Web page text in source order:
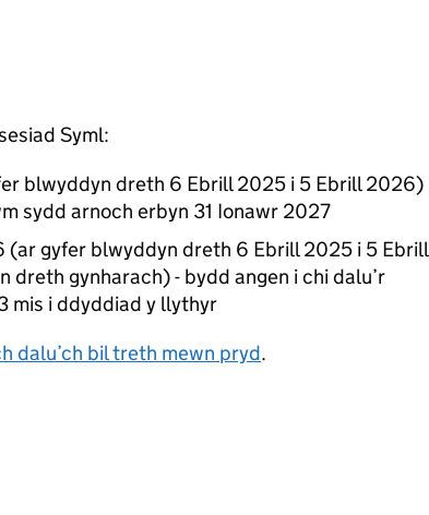
Syml:
blwyddyn dreth 6 Ebrill 2025 i 5 Ebrill 2026)
sydd arnoch erbyn 31 Ionawr 2027
(ar gyfer blwyddyn dreth 6 Ebrill 2025 i 5 Ebrill
dreth gynharach) - bydd angen i chi dalu’r
mis i ddyddiad y llythyr
dalu’ch bil treth mewn pryd.